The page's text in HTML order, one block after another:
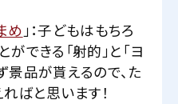
め」：子どもはもちろ
できる「射的」と「ヨ
景品が貰えるので、た
ばと思います！